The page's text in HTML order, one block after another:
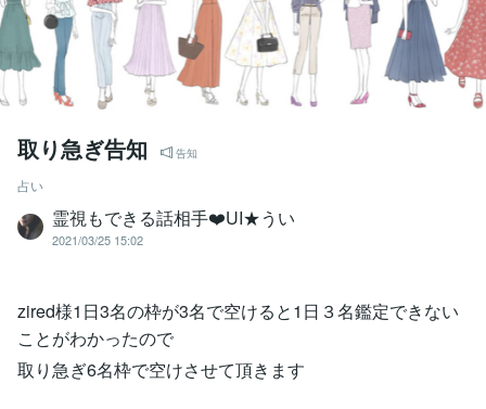
取り急ぎ告知 告知
占い
霊視もできる話相手❤️UI★うい
2021/03/25 15:02
zired様1日3名の枠が3名で空けると1日３名鑑定できない
ことがわかったので
取り急ぎ6名枠で空けさせて頂きます